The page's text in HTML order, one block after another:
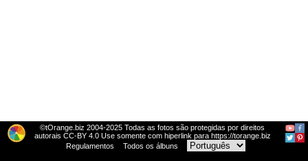
©tOrange.biz 2004-2025 Todas as fotos são protegidas por direitos
autorais CC-BY 4.0 Use somente com hiperlink para https://torange.biz
Regulamentos
Todos os álbuns